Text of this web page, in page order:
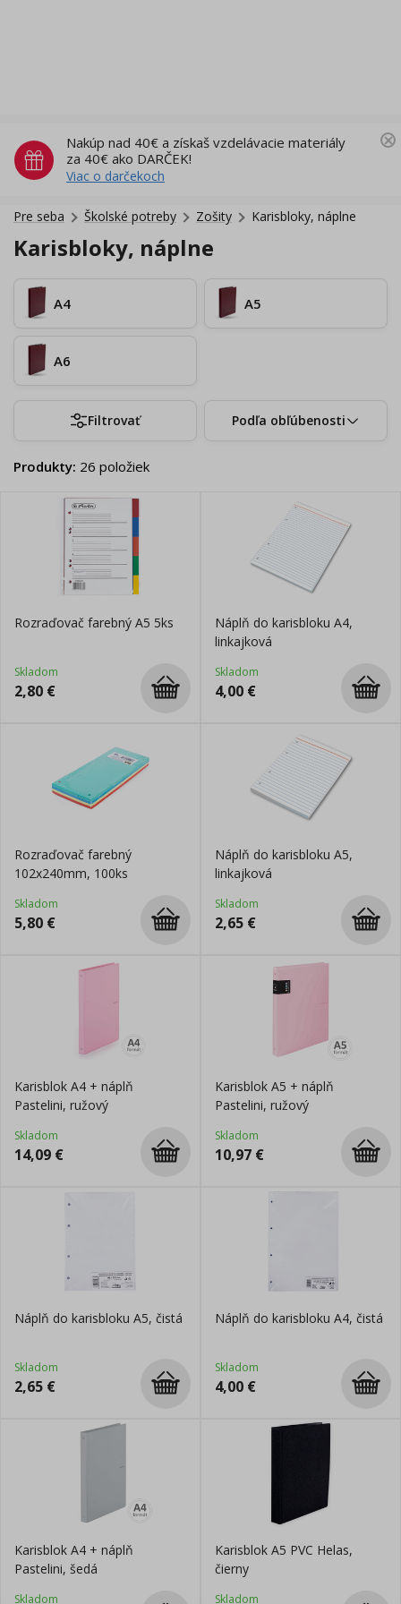
Nakúp nad 40€ a získaš vzdelávacie materiály
za 40€ ako DARČEK!
Viac o darčekoch
Pre seba Školské potreby Zošity Karisbloky, náplne
Karisbloky, náplne
A4 A5
A6
Filtrovať Podľa obľúbenosti
Produkty: 26 položiek
Rozraďovač farebný A5 5ks
Skladom
2,80 €
Náplň do karisbloku A4,
linkajková
Skladom
4,00 €
Rozraďovač farebný
102x240mm, 100ks
Skladom
5,80 €
Náplň do karisbloku A5,
linkajková
Skladom
2,65 €
Karisblok A4 + náplň
Pastelini, ružový
Skladom
14,09 €
Karisblok A5 + náplň
Pastelini, ružový
Skladom
10,97 €
Náplň do karisbloku A5, čistá
Skladom
2,65 €
Náplň do karisbloku A4, čistá
Skladom
4,00 €
Karisblok A4 + náplň
Pastelini, šedá
Skladom
Karisblok A5 PVC Helas,
čierny
Skladom